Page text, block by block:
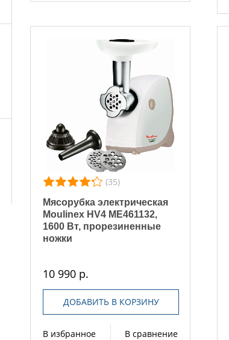
(35)
Мясорубка электрическая
Moulinex HV4 ME461132,
1600 Вт, прорезиненные
ножки
10 990 р.
ДОБАВИТЬ В КОРЗИНУ
В избранное В сравнение